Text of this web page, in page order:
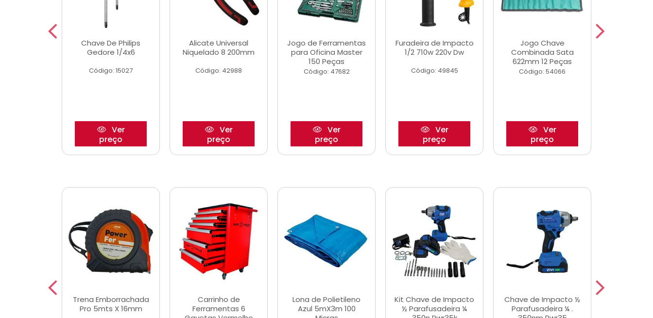
Chave De Philips
Gedore 1/4x6
Código: 15027
Ver
preço
Alicate Universal
Niquelado 8 200mm
Código: 42988
Ver
preço
Jogo de Ferramentas
para Oficina Master
150 Peças
Código: 47682
Ver
preço
Furadeira de Impacto
1/2 710w 220v Dw
Código: 49845
Ver
preço
Jogo Chave
Combinada Sata
622mm 12 Peças
Código: 54066
Ver
preço
Trena Emborrachada
Pro 5mts X 16mm
Carrinho de
Ferramentas 6
Lona de Polietileno
Azul 5mX3m 100
Kit Chave de Impacto
½ Parafusadeira ¼
Chave de Impacto ½
Parafusadeira ¼ .